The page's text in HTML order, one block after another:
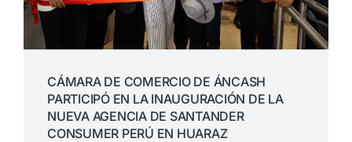
CÁMARA DE COMERCIO DE ÁNCASH
PARTICIPÓ EN LA INAUGURACIÓN DE LA
NUEVA AGENCIA DE SANTANDER
CONSUMER PERÚ EN HUARAZ